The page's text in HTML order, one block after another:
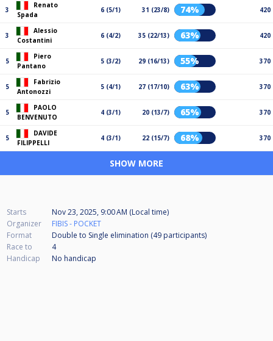
3
Renato
Spada
6 (5/1) 31 (23/8) 74% 420
3
Alessio
Costantini
6 (4/2) 35 (22/13) 63% 420
5
Piero
Pantano
5 (3/2) 29 (16/13) 55% 370
5
Fabrizio
Antonozzi
5 (4/1) 27 (17/10) 63% 370
5
PAOLO
BENVENUTO
4 (3/1) 20 (13/7) 65% 370
5
DAVIDE
FILIPPELLI
4 (3/1) 22 (15/7) 68% 370
SHOW MORE
Starts
Nov 23, 2025, 9:00 AM (Local time)
Organizer
FIBIS - POCKET
Format
Double to Single elimination (49 participants)
Race to
4
Handicap
No handicap